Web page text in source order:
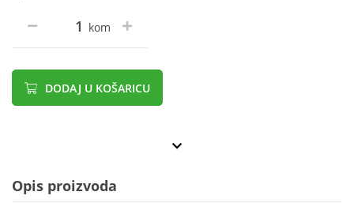
kom
DODAJ U KOŠARICU
Opis proizvoda